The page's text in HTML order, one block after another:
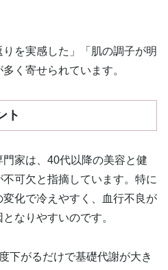
りを実感した」「肌の調子が明
く寄せられています。
ト
家は、40代以降の美容と健
可欠と指摘しています。特に
化で冷えやすく、血行不良が
なりやすいのです。
下がるだけで基礎代謝が大き